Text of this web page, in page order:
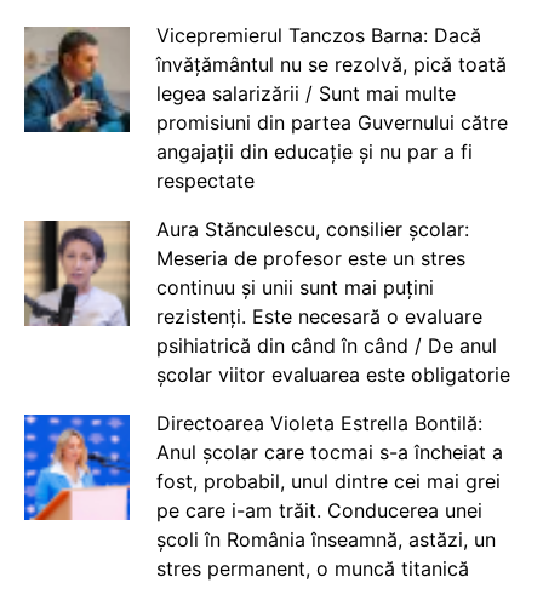
Vicepremierul Tanczos Barna: Dacă
învățământul nu se rezolvă, pică toată
legea salarizării / Sunt mai multe
promisiuni din partea Guvernului către
angajații din educație și nu par a fi
respectate
Aura Stănculescu, consilier școlar:
Meseria de profesor este un stres
continuu și unii sunt mai puțini
rezistenți. Este necesară o evaluare
psihiatrică din când în când / De anul
școlar viitor evaluarea este obligatorie
Directoarea Violeta Estrella Bontilă:
Anul școlar care tocmai s-a încheiat a
fost, probabil, unul dintre cei mai grei
pe care i-am trăit. Conducerea unei
școli în România înseamnă, astăzi, un
stres permanent, o muncă titanică